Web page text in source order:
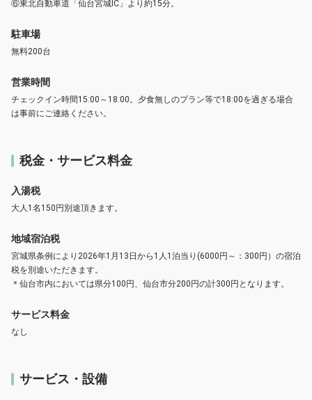
⑥東北自動車道「仙台宮城IC」より約15分。
駐車場
無料200台
営業時間
チェックイン時間15:00～18:00。夕食無しのプラン等で18:00を過ぎる場合
は事前にご連絡ください。
税金・サービス料金
入湯税
大人1名150円別途頂きます。
地域宿泊税
宮城県条例により2026年1月13日から1人1泊当り(6000円～：300円）の宿泊
税を別途いただきます。
＊仙台市内においては県分100円、仙台市分200円の計300円となります。
サービス料金
なし
サービス・設備